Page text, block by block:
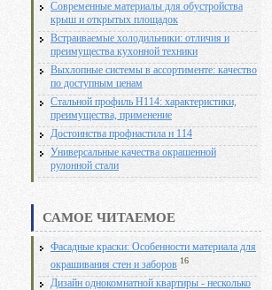
Современные материалы для обустройства
крыш и открытых площадок
Встраиваемые холодильники: отличия и
преимущества кухонной техники
Выхлопные системы в ассортименте: качество
по доступным ценам
Стальной профиль Н114: характеристики,
преимущества, применение
Достоинства профнастила н 114
Универсальные качества окрашенной
рулонной стали
САМОЕ ЧИТАЕМОЕ
Фасадные краски: Особенности материала для
окрашивания стен и заборов 16
Дизайн однокомнатной квартиры - несколько